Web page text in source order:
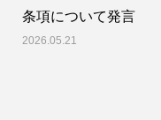
条項について発言
2026.05.21